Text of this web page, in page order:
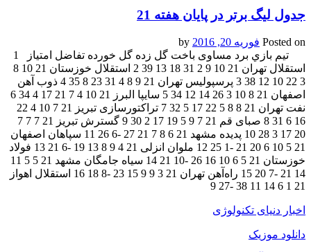
جدول لیگ برتر در پایان هفته 21
Posted on فوریه 20, 2016
تيم بازي برد مساوی باخت گل زده گل خورده تفاضل امتياز 1
استقلال تهران 21 10 9 2 31 18 13 39 2 استقلال خوزستان 21 10 8
3 22 10 12 38 3 پرسپولیس تهران 21 9 8 4 31 23 8 35 4 ذوب آهن
اصفهان 21 8 10 3 26 14 12 34 5 سایپا البرز 21 10 4 7 21 17 4 34 6
نفت تهران 21 8 8 5 22 17 5 32 7 تراکتورسازی تبریز 21 7 10 4 22
16 6 31 8 صبای قم 21 7 9 5 19 17 2 30 9 گسترش تبریز 21 7 7 7
20 17 3 28 10 پدیده مشهد 21 6 8 7 21 27 -6 26 11 سپاهان اصفهان
21 5 10 6 20 21 -1 25 12 ملوان انزلی 21 4 9 8 13 19 -6 21 13 فولاد
خوزستان 21 5 6 10 16 26 -10 21 14 سیاه جامگان مشهد 21 5 5 11
14 21 -7 20 15 راه‌آهن تهران 21 3 9 9 15 23 -8 18 16 استقلال اهواز
21 1 6 14 11 38 -27 9
اخبار دنیای تکنولوژی
دانلود موزیک